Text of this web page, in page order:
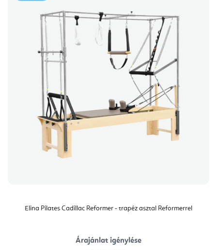
Elina Pilates Cadillac Reformer - trapéz asztal Reformerrel
Árajánlat igénylése